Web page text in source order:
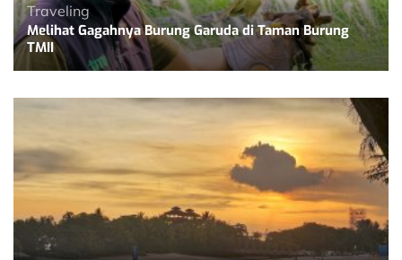
Traveling
Melihat Gagahnya Burung Garuda di Taman Burung
TMII